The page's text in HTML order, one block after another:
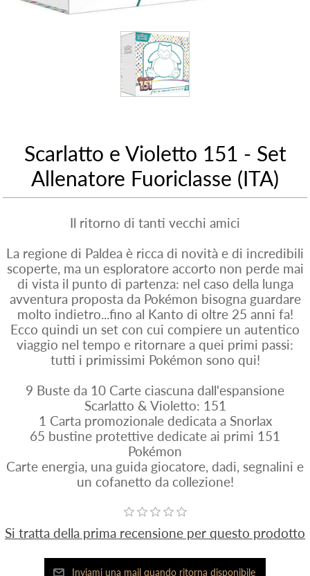
Scarlatto e Violetto 151 - Set
Allenatore Fuoriclasse (ITA)
Il ritorno di tanti vecchi amici
La regione di Paldea è ricca di novità e di incredibili
scoperte, ma un esploratore accorto non perde mai
di vista il punto di partenza: nel caso della lunga
avventura proposta da Pokémon bisogna guardare
molto indietro...fino al Kanto di oltre 25 anni fa!
Ecco quindi un set con cui compiere un autentico
viaggio nel tempo e ritornare a quei primi passi:
tutti i primissimi Pokémon sono qui!
9 Buste da 10 Carte ciascuna dall'espansione
Scarlatto & Violetto: 151
1 Carta promozionale dedicata a Snorlax
65 bustine protettive dedicate ai primi 151
Pokémon
Carte energia, una guida giocatore, dadi, segnalini e
un cofanetto da collezione!
Si tratta della prima recensione per questo prodotto